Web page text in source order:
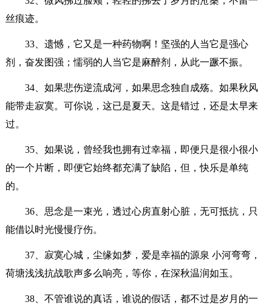
丝痕迹。
33、遗憾，它又是一种药物啊！坚强的人当它是强心
剂，奋发图强；懦弱的人当它是麻醉剂，从此一蹶不振。
34、如果悲伤逆流成河，如果思念独自成殇。如果秋风
能带走寂寞。可你说，这已是夏天。这是错过，还是太早来
过。
35、如果说，曾经我也拥有过幸福，即便只是很小很小
的一个片断，即便它始终都充满了缺陷，但，快乐是单纯
的。
36、思念是一束光，透过心房直射心脏，无可抵抗，只
能借以时光慢慢疗伤。
37、寂寞心城，尘缘如梦，爱是幸福的源泉 小河弯弯，
荷塘浅浅抗战歌声多么响亮，等你，在深秋温润如玉。
38、不管谁说的真话，谁说的假话，都不过是岁月的一